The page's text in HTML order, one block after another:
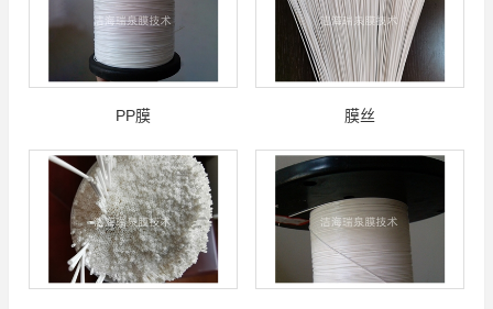
PP膜 膜丝